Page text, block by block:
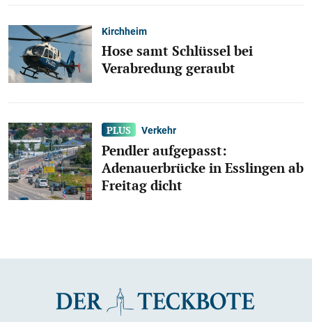
Kirchheim
Hose samt Schlüssel bei
Verabredung geraubt
Verkehr
Pendler aufgepasst:
Adenauerbrücke in Esslingen ab
Freitag dicht